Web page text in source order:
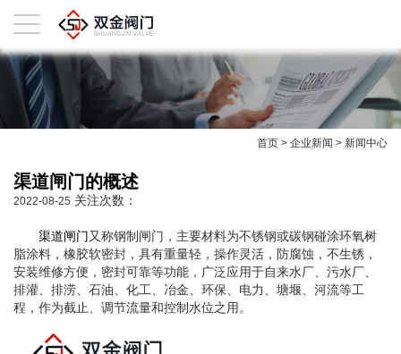
首页 > 企业新闻 > 新闻中心
渠道闸门的概述
2022-08-25 关注次数：
渠道闸门又称钢制闸门，主要材料为不锈钢或碳钢碰涂环氧树
脂涂料，橡胶软密封，具有重量轻，操作灵活，防腐蚀，不生锈，
安装维修方便，密封可靠等功能，广泛应用于自来水厂、污水厂、
排灌、排涝、石油、化工、冶金、环保、电力、塘堰、河流等工
程，作为截止、调节流量和控制水位之用。